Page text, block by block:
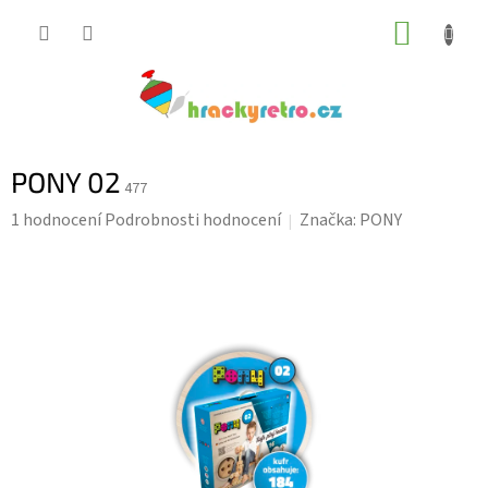
PONY 02 477
Průměrné
1 hodnoceníPodrobnosti hodnocení Značka: PONY